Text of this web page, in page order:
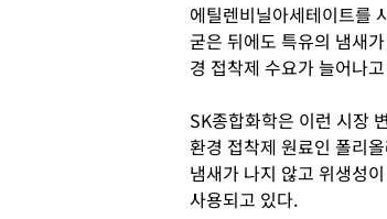
에틸렌비닐아세테이트를
굳은 뒤에도 특유의 냄새
경 접착제 수요가 늘어나
SK종합화학은 이런 시장
환경 접착제 원료인 폴리
냄새가 나지 않고 위생성
사용되고 있다.